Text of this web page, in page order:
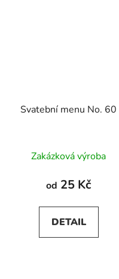
Svatební menu No. 60
Zakázková výroba
od 25 Kč
DETAIL